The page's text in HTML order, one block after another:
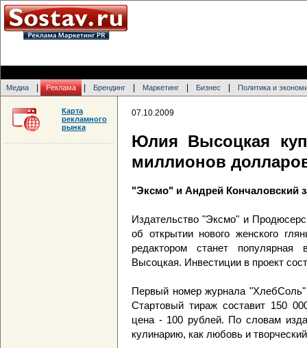
Медиа Реклама Брендинг Маркетинг Бизнес Политика и
07.10.2009
Юлия Высоцкая
миллионов
"Эксмо" и Андрей Кончаловский
Издательство "Эксмо" и
об открытии нового женского
редактором станет
Высоцкая. Инвестиции в проект
Первый номер журнала "ХлебСоль"
Стартовый тираж составит 150
цена - 100 рублей. По словам
кулинарию, как любовь и
Карта
рекламного
рынка